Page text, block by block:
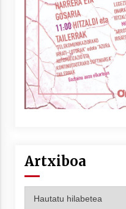
Artxiboa